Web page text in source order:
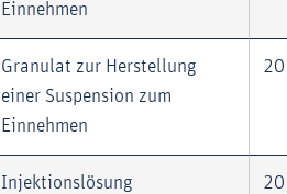
Einnehmen
Granulat zur Herstellung
einer Suspension zum
Einnehmen
Injektionslösung